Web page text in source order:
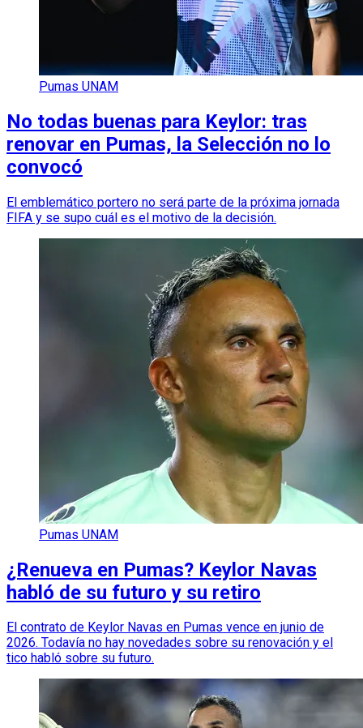
Pumas UNAM
No todas buenas para Keylor: tras
renovar en Pumas, la Selección no lo
convocó
El emblemático portero no será parte de la próxima jornada
FIFA y se supo cuál es el motivo de la decisión.
Pumas UNAM
¿Renueva en Pumas? Keylor Navas
habló de su futuro y su retiro
El contrato de Keylor Navas en Pumas vence en junio de
2026. Todavía no hay novedades sobre su renovación y el
tico habló sobre su futuro.